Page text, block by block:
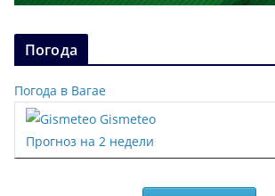
Погода
Погода в Вагае
Gismeteo
Прогноз на 2 недели